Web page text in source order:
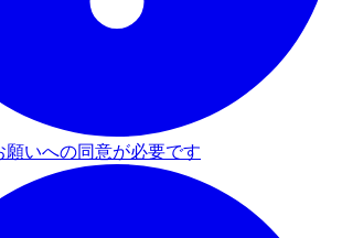
願いへの同意が必要です